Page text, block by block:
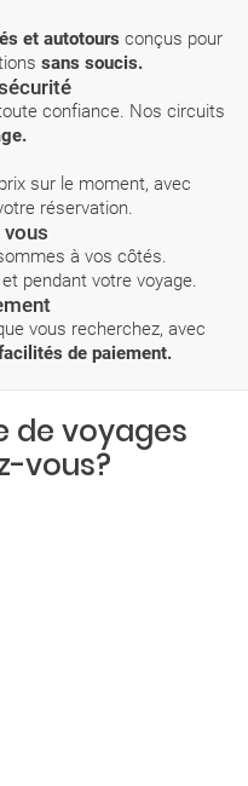
et autotours conçus pour
sans soucis.
confiance. Nos circuits
sur le moment, avec
réservation.
à vos côtés.
pendant votre voyage.
vous recherchez, avec
de paiement.
de voyages
vous?